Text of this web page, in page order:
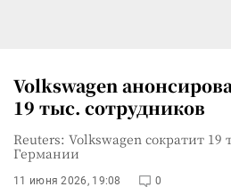
Volkswagen
19 тыс. сотрудников
Reuters: Volkswagen сократит 19
Германии
11 июня 2026, 19:08 0